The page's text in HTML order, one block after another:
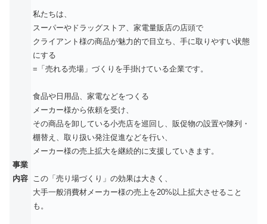
事業
内容
私たちは、
スーパーやドラッグストア、家電量販店の店頭で
クライアント様の商品が魅力的で目立ち、手に取りやすい状態
にする
=「売れる売場」づくりを手掛けている企業です。
食品や日用品、家電などをつくる
メーカー様から依頼を受け、
その商品を卸している小売店を巡回し、販促物の設置や陳列・
棚替え、取り扱い発注促進などを行い、
メーカー様の売上拡大を継続的に支援していきます。
この「売り場づくり」の効果は大きく、
大手一般消費材メーカー様の売上を20%以上拡大させること
も。